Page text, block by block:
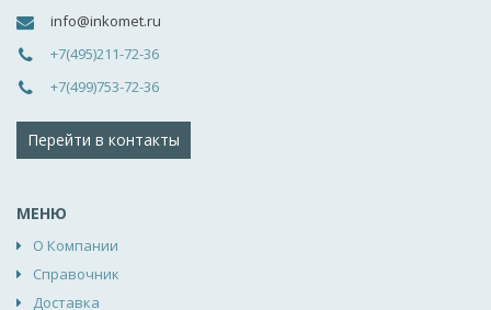
info@inkomet.ru
+7(495)211-72-36
+7(499)753-72-36
Перейти в контакты
МЕНЮ
О Компании
Справочник
Доставка